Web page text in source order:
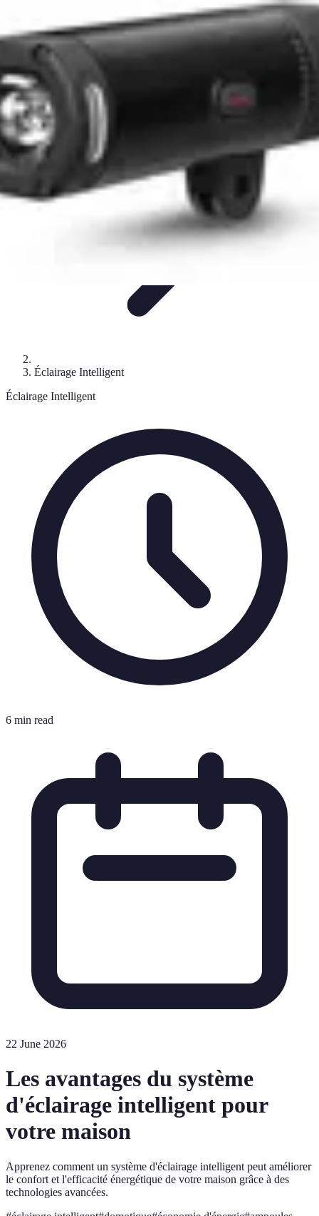
Conseils d'achatJardinÉclairage ExtérieurConseils
d'ÉclairageBureau
Lighting Guide
Éclairage Intelligent
Éclairage Intelligent
6 min read
22 June 2026
Les avantages du système
d'éclairage intelligent pour
votre maison
Apprenez comment un système d'éclairage intelligent peut améliorer
le confort et l'efficacité énergétique de votre maison grâce à des
technologies avancées.